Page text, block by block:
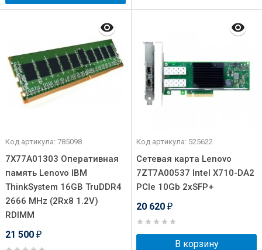
Код артикула: 785098
7X77A01303 Оперативная
память Lenovo IBM
ThinkSystem 16GB TruDDR4
2666 MHz (2Rx8 1.2V)
RDIMM
21 500 ₽
Код артикула: 525622
Сетевая карта Lenovo
7ZT7A00537 Intel X710-DA2
PCIe 10Gb 2xSFP+
20 620 ₽
В корзину